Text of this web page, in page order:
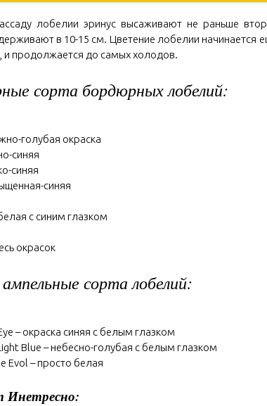
лобелии эринус высаживают не раньше
в 10-15 см. Цветение лобелии начинается
и продолжается до самых холодов.
сорта бордюрных лобелий:
голубая окраска
синяя
синяя
синяя
с синим глазком
окрасок
сорта лобелий:
– окраска синяя с белым глазком
Blue – небесно-голубая с белым глазком
Evol – просто белая
Инетресно: